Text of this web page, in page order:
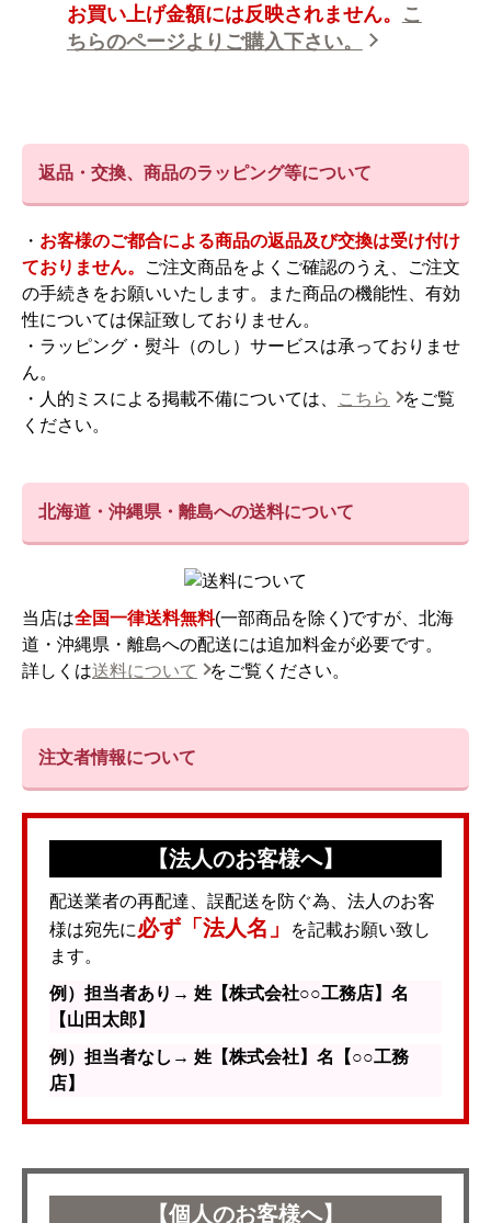
お買い上げ金額には反映されません。
こ
ちらのページよりご購入下さい。
返品・交換、商品のラッピング等について
・ お客様のご都合による商品の返品及び交換は受け付け
ておりません。
ご注文商品をよくご確認のうえ、ご注文
の手続きをお願いいたします。また商品の機能性、有効
性については保証致しておりません。
・ラッピング・熨斗（のし）サービスは承っておりませ
ん。
・人的ミスによる掲載不備については、
こちら
をご覧
ください。
北海道・沖縄県・離島への送料について
当店は全国一律送料無料(一部商品を除く)ですが、北海
道・沖縄県・離島への配送には追加料金が必要です。
詳しくは送料について をご覧ください。
注文者情報について
【法人のお客様へ】
配送業者の再配達、誤配送を防ぐ為、法人のお客
様は宛先に必ず「法人名」
を記載お願い致し
ます。
例）担当者あり→ 姓【株式会社○○工務店】名
【山田太郎】
例）担当者なし→ 姓【株式会社】名【○○工務
店】
【個人のお客様へ】